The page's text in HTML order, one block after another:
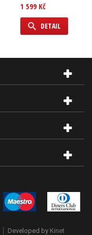
1 599 Kč
DETAIL
Developed by Kinet